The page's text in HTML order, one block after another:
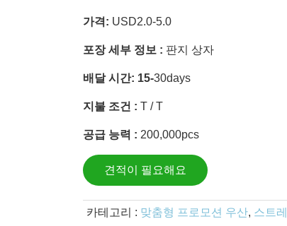
가격: USD2.0-5.0
포장 세부 정보 : 판지 상자
배달 시간: 15-30days
지불 조건 : T / T
공급 능력 : 200,000pcs
견적이 필요해요
카테고리 : 맞춤형 프로모션 우산, 스트